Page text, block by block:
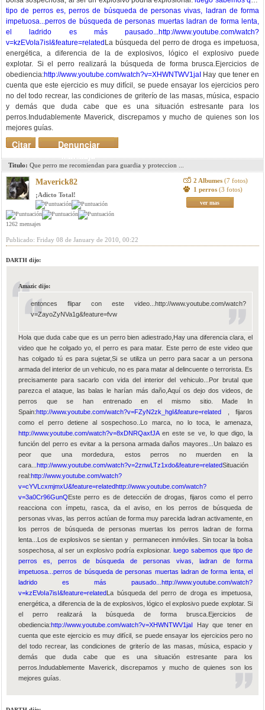
tipo de perros es, perros de búsqueda de personas vivas, ladran de forma
impetuosa...perros de búsqueda de personas muertas ladran de forma lenta,
el ladrido es más pausado...http://www.youtube.com/watch?
v=kzEVoIa7isI&feature=related La búsqueda del perro de droga es impetuosa,
energética, a diferencia de la de explosivos, lógico el explosivo puede
explotar. Si el perro realizará la búsqueda de forma brusca.Ejercicios de
obediencia:http://www.youtube.com/watch?v=XHWNTWV1jaI Hay que tener en
cuenta que este ejercicio es muy difícil, se puede ensayar los ejercicios pero
no del todo recrear, las condiciones de griterío de las masas, música, espacio
y demás que duda cabe que es una situación estresante para los
perros.Indudablemente Maverick, discrepamos y mucho de quienes son los
mejores guías.
Denunciar
mensaje
Citar
Titulo: Que perro me recomiendan para guardia y proteccion ...
Maverick82
¡Adicto Total!
1262 mensajes
2 Albumes (7 fotos)
1 perros (3 fotos)
ver mas
Publicado: Friday 08 de January de 2010, 00:22
DARTH dijo:
Amazic dijo:
entonces flipar con este video...http://www.youtube.com/watch?
v=ZayoZyNVa1g&feature=fvw
Hola que duda cabe que es un perro bien adiestrado,Hay una diferencia clara, el
video que he colgado yo, el perro es para matar. Este perro de este video que
has colgado tú es para sujetar,Si se utiliza un perro para sacar a un persona
armada del interior de un vehiculo, no es para matar al delincuente o terrorista. Es
precisamente para sacarlo con vida del interior del vehiculo...Por brutal que
parezca el ataque, las balas le harían más daño,Aquí os dejo dos videos, de
perros que se han entrenado en el mismo sitio. Made In
Spain:http://www.youtube.com/watch?v=FZyN2zk_hgI&feature=related , fijaros
como el perro detiene al sospechoso..Lo marca, no lo toca, le amenaza,
http://www.youtube.com/watch?v=8xDNRQaxfJAen este se ve, lo que digo, la
función del perro es evitar a la persona armada daños mayores...Un balazo es
peor que una mordedura, estos perros no muerden en la
cara... http://www.youtube.com/watch?v=2znwLTz1xdo&feature=relatedSituación
real:http://www.youtube.com/watch?
v=cYVLcxmjmxU&feature=relatedhttp://www.youtube.com/watch?
v=3a0Cr96GunQEste perro es de detección de drogas, fijaros como el perro
reacciona con ímpetu, rasca, da el aviso, en los perros de búsqueda de
personas vivas, las perros actúan de forma muy parecida ladran activamente, en
los perros de búsqueda de personas muertas los perros ladran de forma
lenta...Los de explosivos se sientan y permanecen inmóviles. Sin tocar la bolsa
sospechosa, al ser un explosivo podría explosionar. luego sabemos que tipo de
perros es, perros de búsqueda de personas vivas, ladran de forma
impetuosa...perros de búsqueda de personas muertas ladran de forma lenta, el
ladrido es más pausado... http://www.youtube.com/watch?
v=kzEVoIa7isI&feature=relatedLa búsqueda del perro de droga es impetuosa,
energética, a diferencia de la de explosivos, lógico el explosivo puede explotar. Si
el perro realizará la búsqueda de forma brusca.Ejercicios de
obediencia:http://www.youtube.com/watch?v=XHWNTWV1jaI Hay que tener en
cuenta que este ejercicio es muy difícil, se puede ensayar los ejercicios pero no
del todo recrear, las condiciones de griterío de las masas, música, espacio y
demás que duda cabe que es una situación estresante para los
perros.Indudablemente Maverick, discrepamos y mucho de quienes son los
mejores guías.